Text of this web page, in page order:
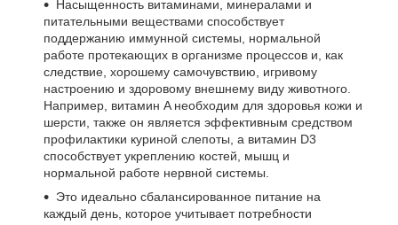
Насыщенность витаминами, минералами и
питательными веществами способствует
поддержанию иммунной системы, нормальной
работе протекающих в организме процессов и, как
следствие, хорошему самочувствию, игривому
настроению и здоровому внешнему виду животного.
Например, витамин A необходим для здоровья кожи и
шерсти, также он является эффективным средством
профилактики куриной слепоты, а витамин D3
способствует укреплению костей, мышц и
нормальной работе нервной системы.
Это идеально сбалансированное питание на
каждый день, которое учитывает потребности